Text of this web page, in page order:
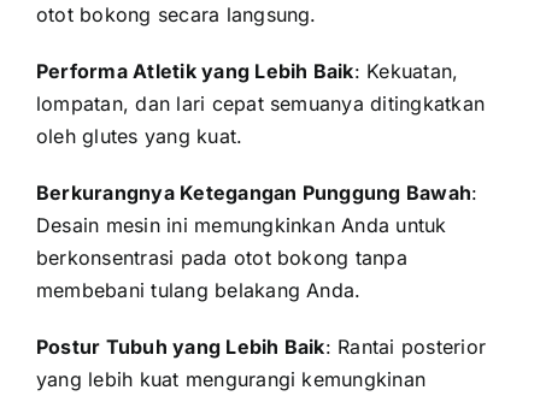
otot bokong secara langsung.
Performa Atletik yang Lebih Baik: Kekuatan,
lompatan, dan lari cepat semuanya ditingkatkan
olehglutes yang kuat.
Berkurangnya Ketegangan Punggung Bawah:
Desain mesin ini memungkinkan Anda untuk
berkonsentrasi pada otot bokong tanpa
membebani tulang belakang Anda.
Postur Tubuh yang Lebih Baik: Rantai posterior
yang lebih kuat mengurangi kemungkinan